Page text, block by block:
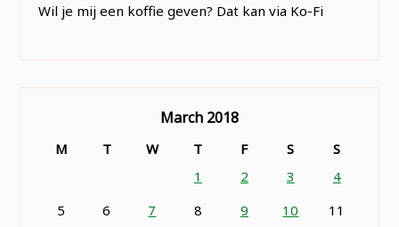
Wil je mij een koffie geven? Dat kan via Ko-Fi
March 2018
M T W T F S
S
1
2 3
4
5
6 7 8 9 10
11